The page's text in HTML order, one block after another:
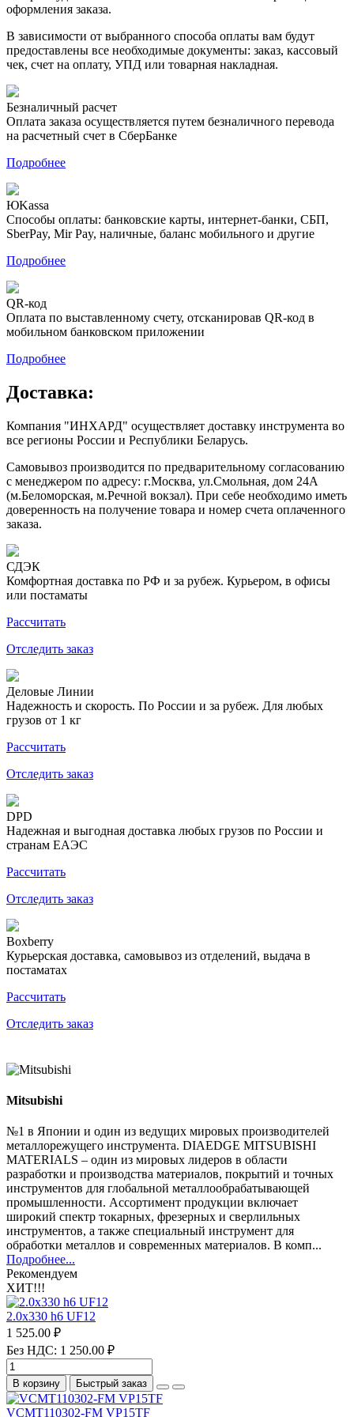
оформления заказа.
В зависимости от выбранного способа оплаты вам будут
предоставлены все необходимые документы: заказ, кассовый
чек, счет на оплату, УПД или товарная накладная.
Безналичный расчет
Оплата заказа осуществляется путем безналичного перевода
на расчетный счет в СберБанке
Подробнее
ЮKassa
Способы оплаты: банковские карты, интернет-банки, СБП,
SberPay, Mir Pay, наличные, баланс мобильного и другие
Подробнее
QR-код
Оплата по выставленному счету, отсканировав QR-код в
мобильном банковском приложении
Подробнее
Доставка:
Компания "ИНХАРД" осуществляет доставку инструмента во
все регионы России и Республики Беларусь.
Самовывоз производится по предварительному согласованию
с менеджером по адресу: г.Москва, ул.Смольная, дом 24А
(м.Беломорская, м.Речной вокзал). При себе необходимо иметь
доверенность на получение товара и номер счета оплаченного
заказа.
СДЭК
Комфортная доставка по РФ и за рубеж. Курьером, в офисы
или постаматы
Рассчитать
Отследить заказ
Деловые Линии
Надежность и скорость. По России и за рубеж. Для любых
грузов от 1 кг
Рассчитать
Отследить заказ
DPD
Надежная и выгодная доставка любых грузов по России и
странам ЕАЭС
Рассчитать
Отследить заказ
Boxberry
Курьерская доставка, самовывоз из отделений, выдача в
постаматах
Рассчитать
Отследить заказ
Mitsubishi
№1 в Японии и один из ведущих мировых производителей
металлорежущего инструмента. DIAEDGE MITSUBISHI
MATERIALS – один из мировых лидеров в области
разработки и производства материалов, покрытий и точных
инструментов для глобальной металлообрабатывающей
промышленности. Ассортимент продукции включает
широкий спектр токарных, фрезерных и сверлильных
инструментов, а также специальный инструмент для
обработки металлов и современных материалов. В комп...
Подробнее...
Рекомендуем
ХИТ!!!
2.0х330 h6 UF12
1 525.00 ₽
Без НДС: 1 250.00 ₽
В корзину Быстрый заказ
VCMT110302-FM VP15TF